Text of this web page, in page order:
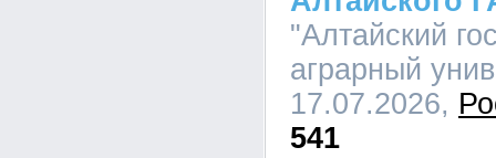
"Алтайский
аграрный
17.07.2026,
541